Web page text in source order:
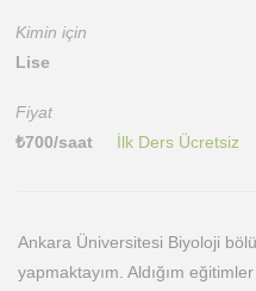
Kimin için
Lise
Fiyat
₺700/saat İlk Ders Ücretsiz
Ankara Üniversitesi Biyoloji
yapmaktayım. Aldığım